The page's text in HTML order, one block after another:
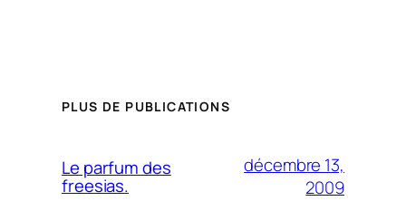
PLUS DE PUBLICATIONS
Le parfum des
freesias.
décembre 13,
2009